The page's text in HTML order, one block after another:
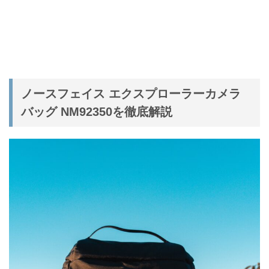
ノースフェイス エクスプローラーカメラ
バッグ NM92350を徹底解説